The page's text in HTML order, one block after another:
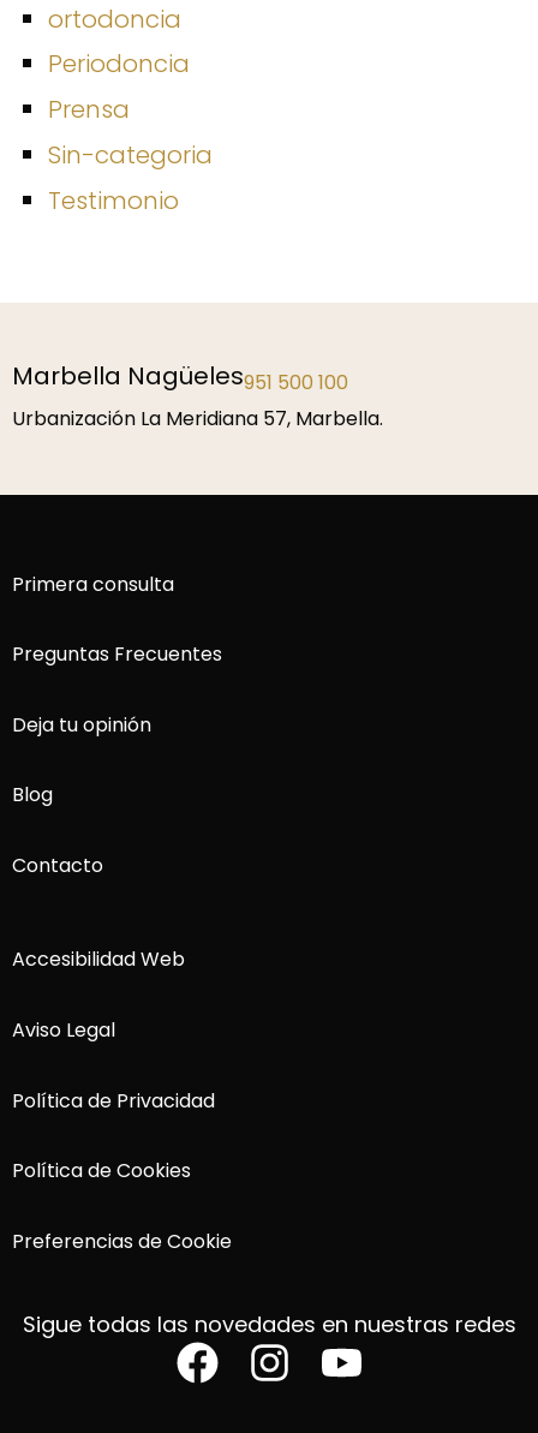
ortodoncia
Periodoncia
Prensa
Sin-categoria
Testimonio
Málaga952 229 192
P.º de la Farola 1, 29016 Málaga.
Primera consulta
Preguntas Frecuentes
Deja tu opinión
Blog
Contacto
Accesibilidad Web
Aviso Legal
Política de Privacidad
Política de Cookies
Preferencias de Cookie
Sigue todas las novedades en nuestras redes